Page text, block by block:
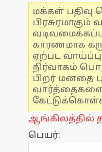
மக்கள் பதிவு
காரணமாக
ஏற்பட
நிர்வாகம்
பிறர் மனதை
ஆங்கிலத்தில்
பெயர்: